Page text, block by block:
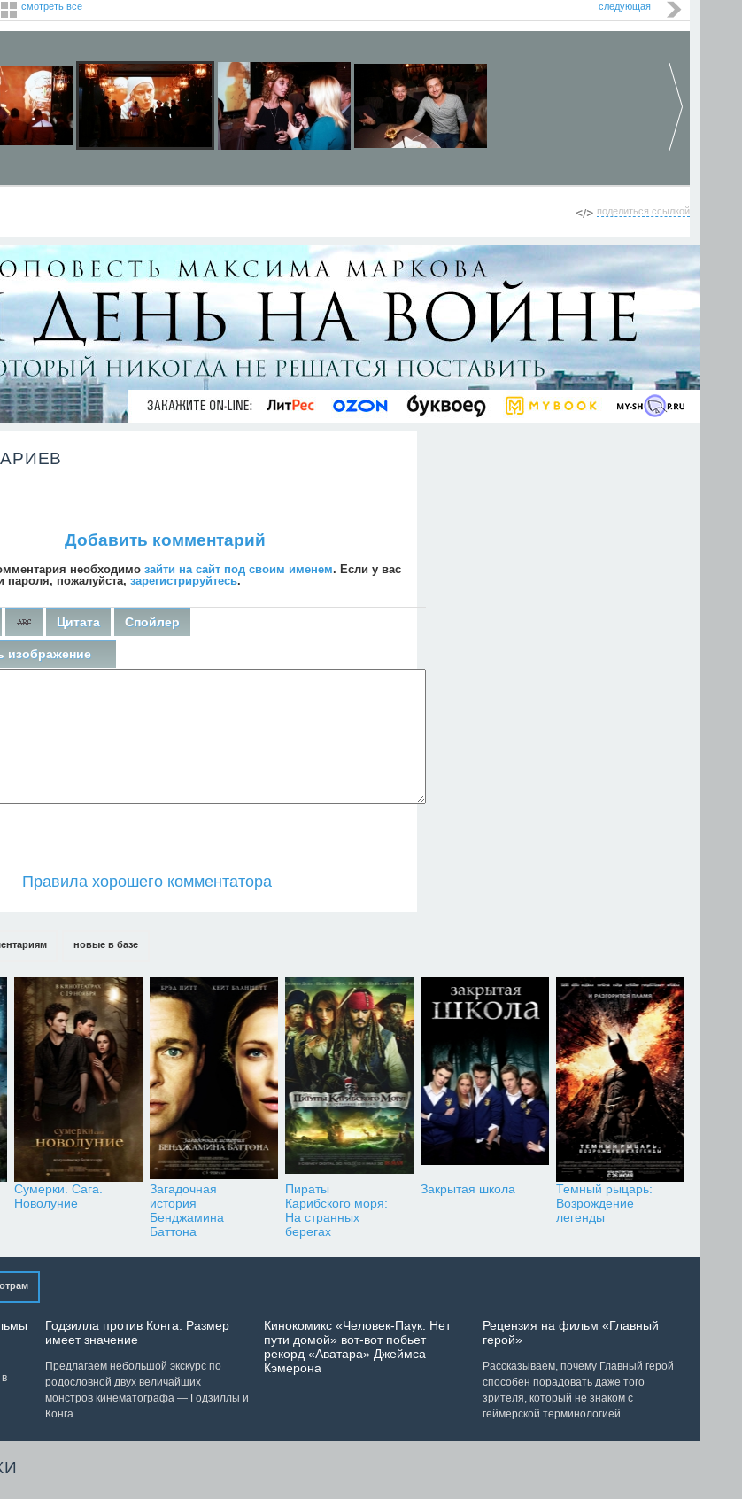
смотреть все следующая
поделиться ссылкой
Добавить комментарий
необходимо зайти на сайт под своим именем. Если у вас
пароля, пожалуйста, зарегистрируйтесь.
Цитата Спойлер
изображение
Правила хорошего комментатора
Сумерки. Сага.
Новолуние
Загадочная
история
Бенджамина
Баттона
Пираты
Карибского моря:
На странных
берегах
Закрытая школа
Темный рыцарь:
Возрождение
легенды
новые в базе
Годзилла против Конга: Размер
имеет значение
Предлагаем небольшой экскурс по
родословной двух величайших
монстров кинематографа — Годзиллы и
Конга.
Кинокомикс «Человек-Паук: Нет
пути домой» вот-вот побьет
рекорд «Аватара» Джеймса
Кэмерона
Рецензия на фильм «Главный
герой»
Рассказываем, почему Главный герой
способен порадовать даже того
зрителя, который не знаком с
геймерской терминологией.